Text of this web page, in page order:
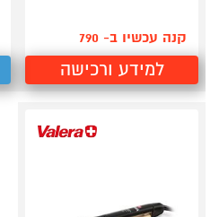
קנה עכשיו ב- 790
למידע ורכישה